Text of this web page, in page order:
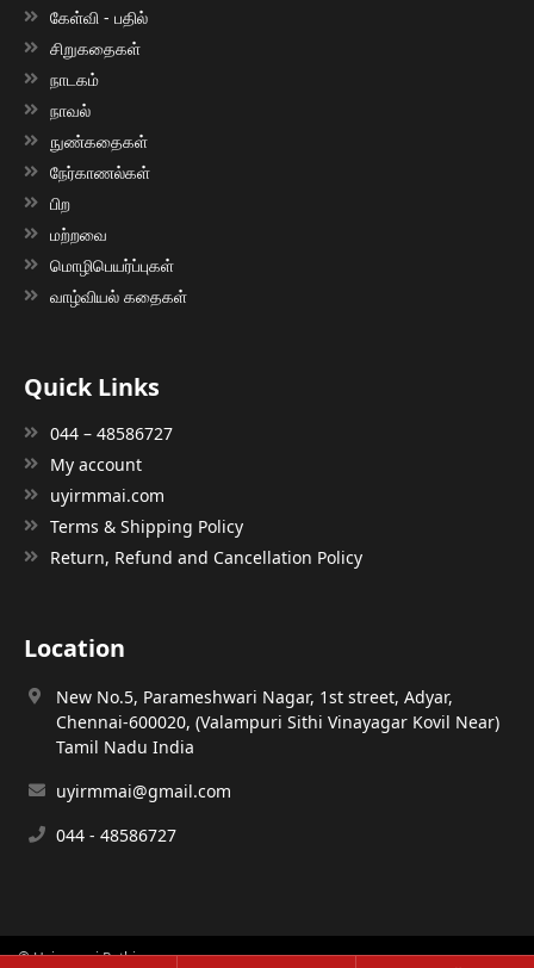
கேள்வி - பதில்
சிறுகதைகள்
நாடகம்
நாவல்
நுண்கதைகள்
நேர்காணல்கள்
பிற
மற்றவை
மொழிபெயர்ப்புகள்
வாழ்வியல் கதைகள்
Quick Links
044 – 48586727
My account
uyirmmai.com
Terms & Shipping Policy
Return, Refund and Cancellation Policy
Location
New No.5, Parameshwari Nagar, 1st street, Adyar,
Chennai-600020, (Valampuri Sithi Vinayagar Kovil Near)
Tamil Nadu India
uyirmmai@gmail.com
044 - 48586727
© Uyirmmai Pathippagam